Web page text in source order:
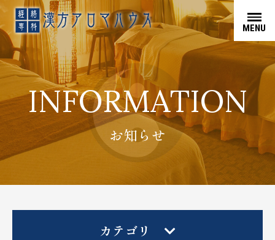
MENU
INFORMATION
お知らせ
カテゴリ